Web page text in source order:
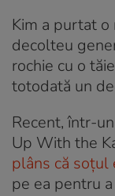
Kim a purtat o
decolteu
rochie cu o
totodată un
Recent, într-
Up With the
plâns că soțul
pe ea pentru